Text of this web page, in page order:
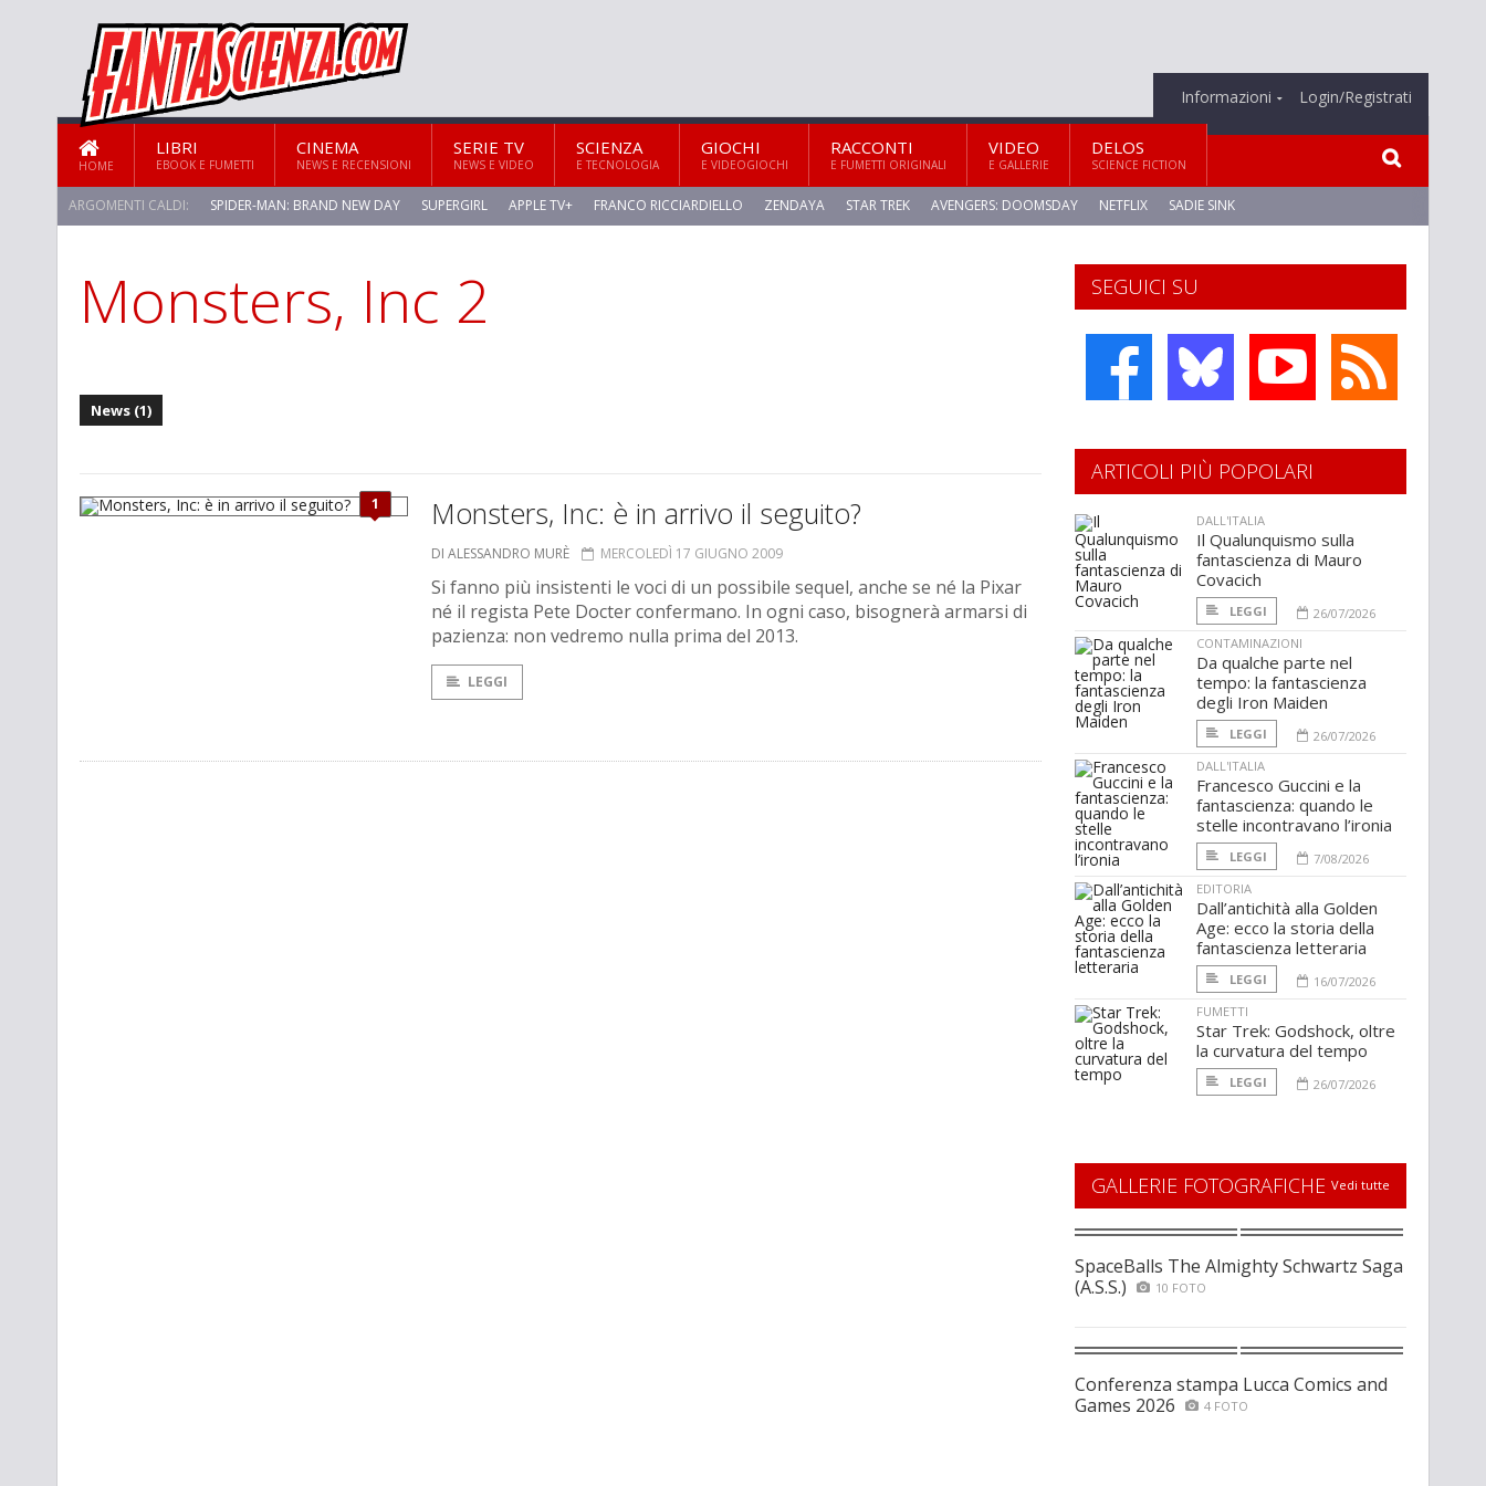
Informazioni Login/Registrati
HOME
LIBRI
EBOOK E FUMETTI
CINEMA
NEWS E RECENSIONI
SERIE TV
NEWS E VIDEO
SCIENZA
E TECNOLOGIA
GIOCHI
E VIDEOGIOCHI
RACCONTI
E FUMETTI ORIGINALI
VIDEO
E GALLERIE
DELOS
SCIENCE FICTION
ARGOMENTI CALDI: SPIDER-MAN: BRAND NEW DAY SUPERGIRL APPLE TV+ FRANCO RICCIARDIELLO ZENDAYA STAR TREK AVENGERS: DOOMSDAY NETFLIX SADIE SINK
Monsters, Inc 2
News (1)
1 Monsters, Inc: è in arrivo il seguito?
DI ALESSANDRO MURÈ MERCOLEDÌ 17 GIUGNO 2009
Si fanno più insistenti le voci di un possibile sequel, anche se né la Pixar
né il regista Pete Docter confermano. In ogni caso, bisognerà armarsi di
pazienza: non vedremo nulla prima del 2013.
LEGGI
SEGUICI SU
ARTICOLI PIÙ POPOLARI
DALL'ITALIA
Il Qualunquismo sulla
fantascienza di Mauro
Covacich
LEGGI
26/07/2026
CONTAMINAZIONI
Da qualche parte nel
tempo: la fantascienza
degli Iron Maiden
LEGGI
26/07/2026
DALL'ITALIA
Francesco Guccini e la
fantascienza: quando le
stelle incontravano l’ironia
LEGGI
7/08/2026
EDITORIA
Dall’antichità alla Golden
Age: ecco la storia della
fantascienza letteraria
LEGGI
16/07/2026
FUMETTI
Star Trek: Godshock, oltre
la curvatura del tempo
LEGGI 26/07/2026
GALLERIE FOTOGRAFICHE Vedi tutte
SpaceBalls The Almighty Schwartz Saga
(A.S.S.)
10 FOTO
Conferenza stampa Lucca Comics and
Games 2026
4 FOTO